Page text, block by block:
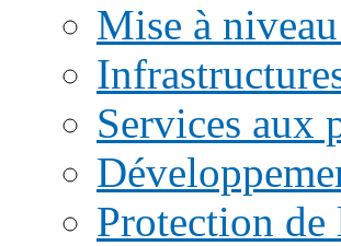
Mise à
Services aux
Protection